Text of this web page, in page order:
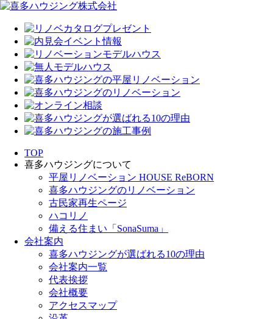
TOP
喜多ハウジングについて
平屋リノベーション HOUSE ReBORN
喜多ハウジングのリノベーション
古民家再生ページ
ハコリノ
備える住まい「SonaSuma」
会社案内
喜多ハウジングが選ばれる10の理由
会社案内一覧
代表挨拶
会社概要
アクセスマップ